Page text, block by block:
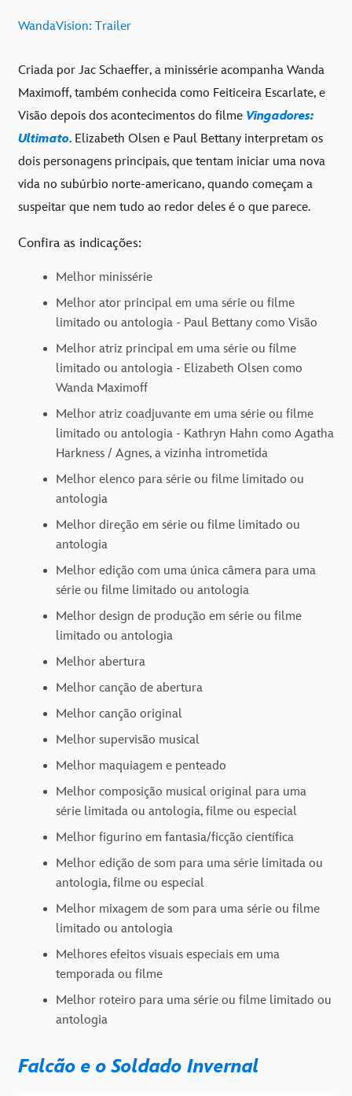
WandaVision: Trailer
Criada por Jac Schaeffer, a minissérie acompanha Wanda
Maximoff, também conhecida como Feiticeira Escarlate, e
Visão depois dos acontecimentos do filme Vingadores:
Ultimato. Elizabeth Olsen e Paul Bettany interpretam os
dois personagens principais, que tentam iniciar uma nova
vida no subúrbio norte-americano, quando começam a
suspeitar que nem tudo ao redor deles é o que parece.
Confira as indicações:
Melhor minissérie
Melhor ator principal em uma série ou filme
limitado ou antologia - Paul Bettany como Visão
Melhor atriz principal em uma série ou filme
limitado ou antologia - Elizabeth Olsen como
Wanda Maximoff
Melhor atriz coadjuvante em uma série ou filme
limitado ou antologia - Kathryn Hahn como Agatha
Harkness / Agnes, a vizinha intrometida
Melhor elenco para série ou filme limitado ou
antologia
Melhor direção em série ou filme limitado ou
antologia
Melhor edição com uma única câmera para uma
série ou filme limitado ou antologia
Melhor design de produção em série ou filme
limitado ou antologia
Melhor abertura
Melhor canção de abertura
Melhor canção original
Melhor supervisão musical
Melhor maquiagem e penteado
Melhor composição musical original para uma
série limitada ou antologia, filme ou especial
Melhor figurino em fantasia/ficção científica
Melhor edição de som para uma série limitada ou
antologia, filme ou especial
Melhor mixagem de som para uma série ou filme
limitado ou antologia
Melhores efeitos visuais especiais em uma
temporada ou filme
Melhor roteiro para uma série ou filme limitado ou
antologia
Falcão e o Soldado Invernal